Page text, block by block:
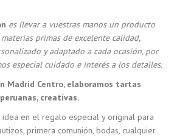
es llevar a vuestras manos un producto
primas de excelente calidad,
y adaptado a cada ocasión, por
especial cuidado e interés a los detalles.
Madrid Centro, elaboramos tartas
creativas.
idea en el regalo especial y original para
primera comunión, bodas, cualquier